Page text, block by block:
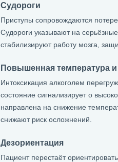
Судороги
Приступы сопровождаются
Судороги указывают на
стабилизируют работу мозга,
Повышенная температура и
Интоксикация алкоголем
состояние сигнализирует о
направлена на снижение
снижают риск осложнений.
Дезориентация
Пациент перестаёт